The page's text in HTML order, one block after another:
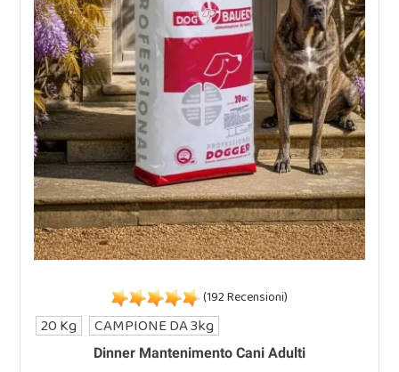
Dinner Mantenimento Cani Adulti
(192 Recensioni)
20 Kg CAMPIONE DA 3kg